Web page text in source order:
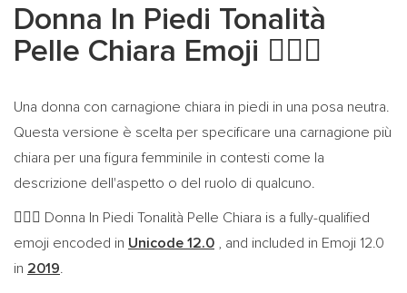
Donna In Piedi Tonalità
Pelle Chiara Emoji 🧍🏻‍♀️
Una donna con carnagione chiara in piedi in una posa neutra.
Questa versione è scelta per specificare una carnagione più
chiara per una figura femminile in contesti come la
descrizione dell'aspetto o del ruolo di qualcuno.
🧍🏻‍♀️ Donna In Piedi Tonalità Pelle Chiara is a fully-qualified
emoji encoded in Unicode 12.0 , and included in Emoji 12.0
in 2019.